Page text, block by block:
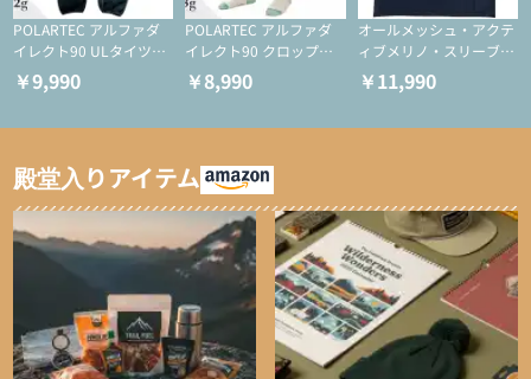
POLARTEC アルファダ
イレクト90 ULタイツ
（アクティブインサレー
ション/テント泊用パジ
￥9,990
POLARTEC アルファダ
イレクト90 クロップド
ULタイツ（アクティブ
インサレーション/テン
￥8,990
オールメッシュ・アクテ
ィブメリノ・スリーブレ
ス
￥11,990
殿堂入りアイテム